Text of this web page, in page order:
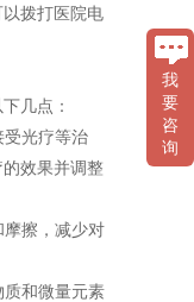
拨打医院电
几点：
受光疗等治
效果并调整
摩擦，减少对
质和微量元素
我
要
咨
询